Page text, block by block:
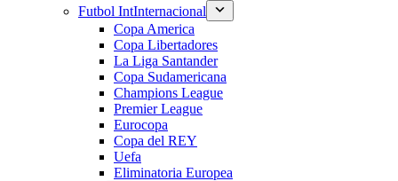
Futbol IntInternacional
Copa America
Copa Libertadores
La Liga Santander
Copa Sudamericana
Champions League
Premier League
Eurocopa
Copa del REY
Uefa
Eliminatoria Europea